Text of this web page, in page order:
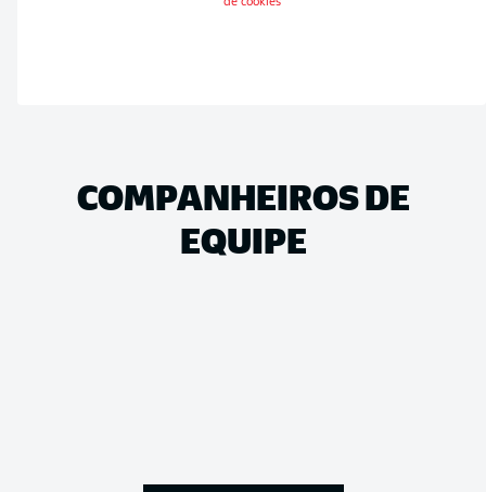
de cookies
COMPANHEIROS DE
EQUIPE